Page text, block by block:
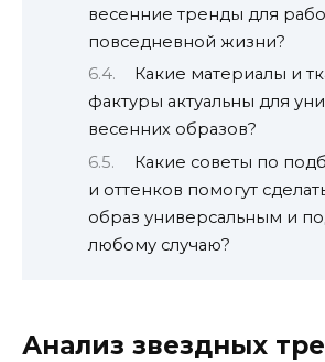
весенние тренды для
повседневной жизни?
Какие материалы и
фактуры актуальны для
весенних образов?
Какие советы по
и оттенков помогут
образ универсальным и
любому случаю?
Анализ звездных